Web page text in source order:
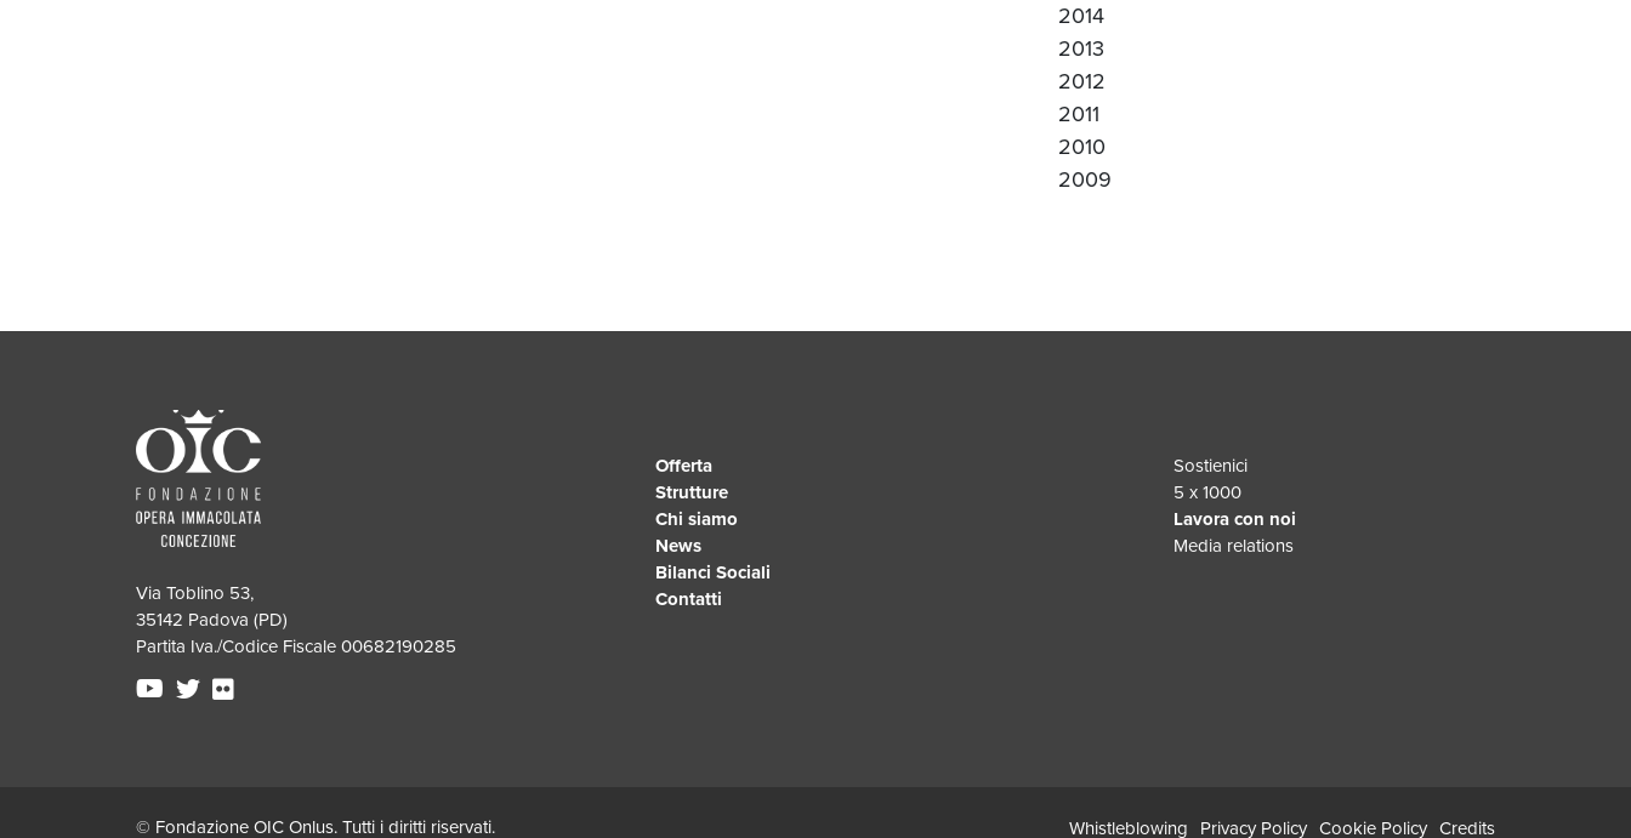
2014
2013
2012
2011
2010
2009
Via Toblino 53,
35142 Padova (PD)
Partita Iva./Codice Fiscale 00682190285
Offerta
Strutture
Chi siamo
News
Bilanci Sociali
Contatti
Sostienici
5 x 1000
Lavora con noi
Media relations
© Fondazione OIC Onlus. Tutti i diritti riservati. Whistleblowing Privacy Policy Cookie Policy Credits